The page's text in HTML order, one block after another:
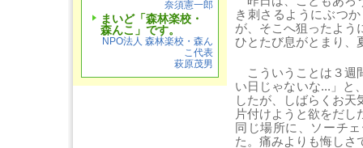
き刺さるようにぶつ
が、そこへ狙ったよう
ひとたび息がとまり、
こういうことは３週
い日じゃないな...」と
したが、しばらくお
片付けようと欲をだ
同じ場所に、ソーチ
た。痛みよりも悔しさ
奈須憲一郎
まいど「森林楽校・
森んこ」です。
NPO法人 森林楽校・森ん
こ代表
萩原茂男